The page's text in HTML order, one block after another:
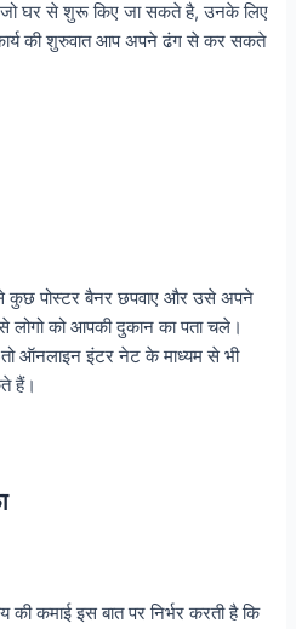
जो घर से शुरू किए जा सकते है, उनके लिए
की शुरुवात आप अपने ढंग से कर सकते
पोस्टर बैनर छपवाए और उसे अपने
को आपकी दुकान का पता चले।
तो ऑनलाइन इंटर नेट के माध्यम से भी
हैं।
की कमाई इस बात पर निर्भर करती है कि